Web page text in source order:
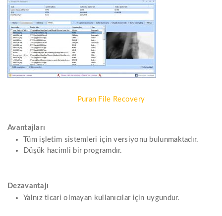
Puran File Recovery
Avantajları
Tüm işletim sistemleri için versiyonu bulunmaktadır.
Düşük hacimli bir programdır.
Dezavantajı
Yalnız ticari olmayan kullanıcılar için uygundur.